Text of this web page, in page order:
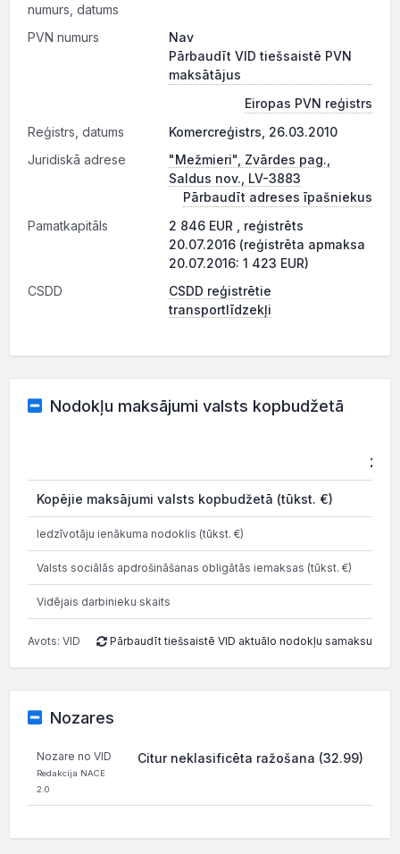
numurs, datums
PVN numurs
Nav
Pārbaudīt VID tiešsaistē PVN
maksātājus
Eiropas PVN reģistrs
Reģistrs, datums
Komercreģistrs, 26.03.2010
Juridiskā adrese
"Mežmieri", Zvārdes pag.,
Saldus nov., LV-3883
Pārbaudīt adreses īpašniekus
Pamatkapitāls
2 846 EUR , reģistrēts
20.07.2016 (reģistrēta apmaksa
20.07.2016: 1 423 EUR)
CSDD
CSDD reģistrētie
transportlīdzekļi
Nodokļu maksājumi valsts kopbudžetā
2021
Kopējie maksājumi valsts kopbudžetā (tūkst. €)
Iedzīvotāju ienākuma nodoklis (tūkst. €)
Valsts sociālās apdrošināšanas obligātās iemaksas (tūkst. €)
Vidējais darbinieku skaits
Avots: VID Pārbaudīt tiešsaistē VID aktuālo nodokļu samaksu
Nozares
Nozare no VID
Redakcija NACE
2.0
Citur neklasificēta ražošana (32.99)